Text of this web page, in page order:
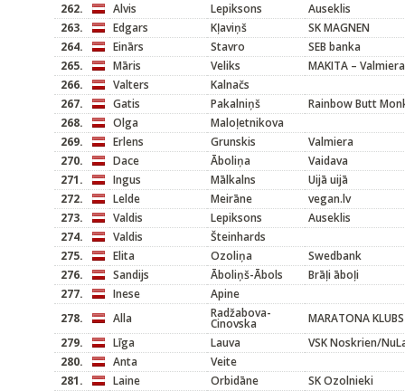
262.
Alvis Lepiksons
Auseklis
263.
Edgars Kļaviņš
SK MAGNEN
264.
Einārs Stavro
SEB banka
265.
Māris Veliks
MAKITA – Valmiera
266.
Valters
Kalnačs
267.
Gatis Pakalniņš
Rainbow Butt
268.
Olga
Maloļetnikova
269.
Erlens Grunskis
Valmiera
270.
Dace Āboliņa
Vaidava
271.
Ingus Mālkalns
Uijā uijā
272.
Lelde Meirāne
vegan.lv
273.
Valdis Lepiksons
Auseklis
274.
Valdis
Šteinhards
275.
Elita Ozoliņa
Swedbank
276.
Sandijs Āboliņš-Ābols
Brāļi āboļi
277.
Inese
Apine
278.
Alla Radžabova-
Cinovska
MARATONA KLUBS
279.
Līga Lauva
VSK Noskrien/
280.
Anta
Veite
281.
Laine Orbidāne
SK Ozolnieki